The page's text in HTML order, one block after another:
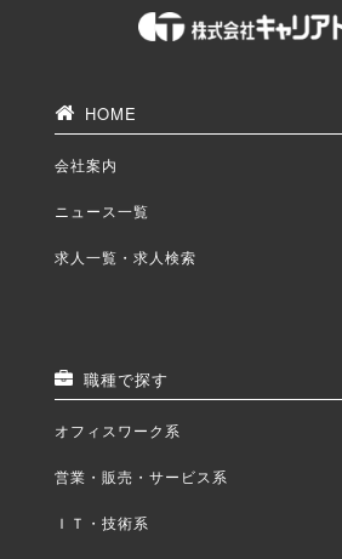
HOME
会社案内
ニュース一覧
求人一覧・求人検索
職種で探す
オフィスワーク系
営業・販売・サービス系
ＩＴ・技術系